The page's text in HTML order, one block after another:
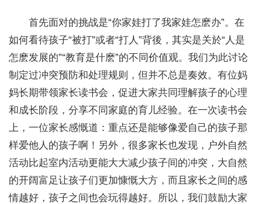
首先面对的挑战是“你家娃打了我家娃怎麽办”。在
如何看待孩子“被打”或者“打人”背後，其实是关於“人是
怎麽发展的”“教育是什麽”的不同价值观。我们为此讨论
制定过冲突预防和处理规则，但并不总是奏效。有位妈
妈长期带领家长读书会，促进大家共同理解孩子的心理
和成长阶段，分享不同家庭的育儿经验。在一次读书会
上，一位家长感慨道：重点还是能够像爱自己的孩子那
样爱他人的孩子啊！另外，很多家长也发现，户外自然
活动比起室内活动更能大大减少孩子间的冲突，大自然
的开阔富足让孩子们更加慷慨大方，而且家长之间的感
情越好，孩子之间也会玩得越好。所以，我们鼓励大家